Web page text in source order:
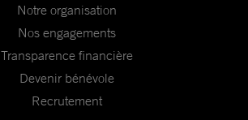
Notre organisation
Nos engagements
Transparence financière
Devenir bénévole
Recrutement